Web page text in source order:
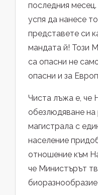
последния
успя да нанесе
представете си
мандата й! Този
са опасни не
опасни и за
Чиста лъжа е, че
обезлюдяване на
магистрала с
население
отношение към
че Министърът